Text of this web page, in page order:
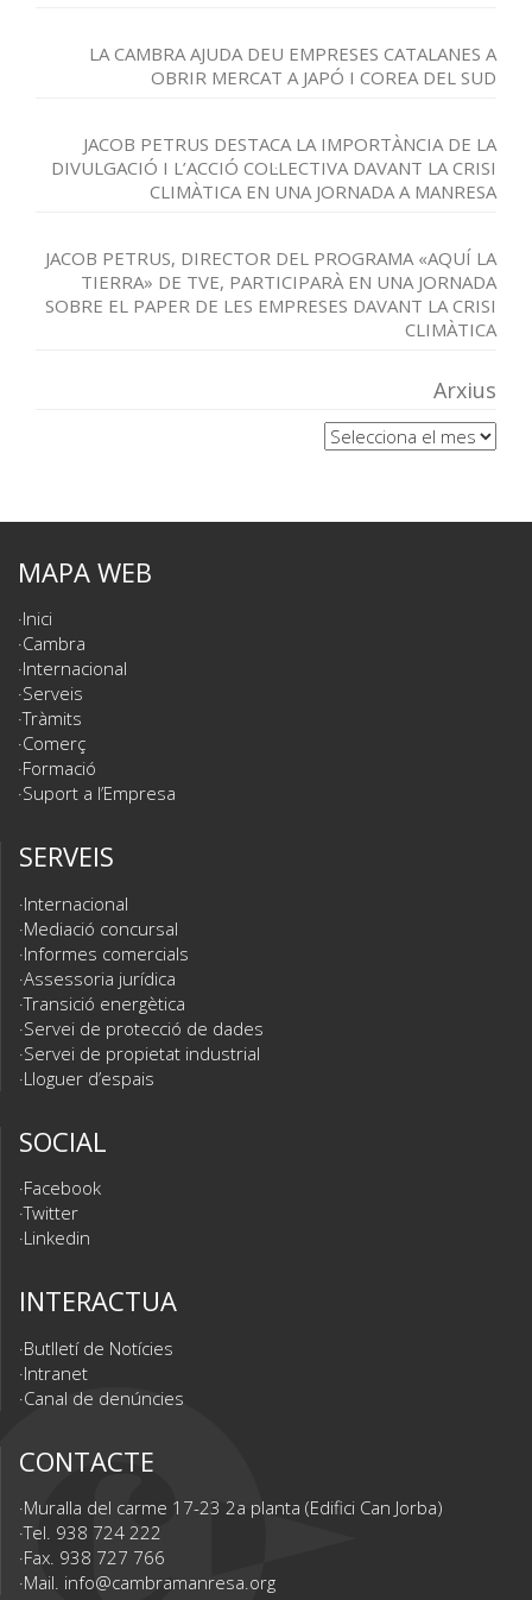
LA CAMBRA AJUDA DEU EMPRESES CATALANES A
OBRIR MERCAT A JAPÓ I COREA DEL SUD
JACOB PETRUS DESTACA LA IMPORTÀNCIA DE LA
DIVULGACIÓ I L’ACCIÓ COL·LECTIVA DAVANT LA CRISI
CLIMÀTICA EN UNA JORNADA A MANRESA
JACOB PETRUS, DIRECTOR DEL PROGRAMA «AQUÍ LA
TIERRA» DE TVE, PARTICIPARÀ EN UNA JORNADA
SOBRE EL PAPER DE LES EMPRESES DAVANT LA CRISI
CLIMÀTICA
Arxius
Arxius
MAPA WEB
Inici
Cambra
Internacional
Serveis
Tràmits
Comerç
Formació
Suport a l’Empresa
SERVEIS
Internacional
Mediació concursal
Informes comercials
Assessoria jurídica
Transició energètica
Servei de protecció de dades
Servei de propietat industrial
Lloguer d’espais
SOCIAL
Facebook
Twitter
Linkedin
INTERACTUA
Butlletí de Notícies
Intranet
Canal de denúncies
CONTACTE
Muralla del carme 17-23 2a planta (Edifici Can Jorba)
Tel. 938 724 222
Fax. 938 727 766
Mail. info@cambramanresa.org